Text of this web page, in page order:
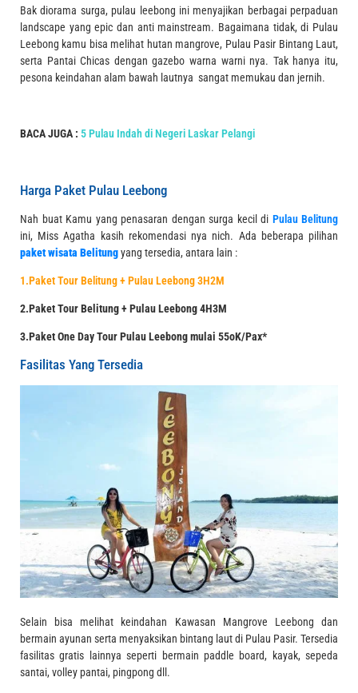
Bak diorama surga, pulau leebong ini menyajikan berbagai perpaduan
landscape yang epic dan anti mainstream. Bagaimana tidak, di Pulau
Leebong kamu bisa melihat hutan mangrove, Pulau Pasir Bintang Laut,
serta Pantai Chicas dengan gazebo warna warni nya. Tak hanya itu,
pesona keindahan alam bawah lautnya sangat memukau dan jernih.
BACA JUGA : 5 Pulau Indah di Negeri Laskar Pelangi
Harga Paket Pulau Leebong
Nah buat Kamu yang penasaran dengan surga kecil di Pulau Belitung
ini, Miss Agatha kasih rekomendasi nya nich. Ada beberapa pilihan
paket wisata Belitungyang tersedia, antara lain :
1.Paket Tour Belitung + Pulau Leebong 3H2M
2.Paket Tour Belitung + Pulau Leebong 4H3M
3.Paket One Day Tour Pulau Leebong mulai 55oK/Pax*
Fasilitas Yang Tersedia
Selain bisa melihat keindahan Kawasan Mangrove Leebong dan
bermain ayunan serta menyaksikan bintang laut di Pulau Pasir. Tersedia
fasilitas gratis lainnya seperti bermain paddle board, kayak, sepeda
santai, volley pantai, pingpong dll.